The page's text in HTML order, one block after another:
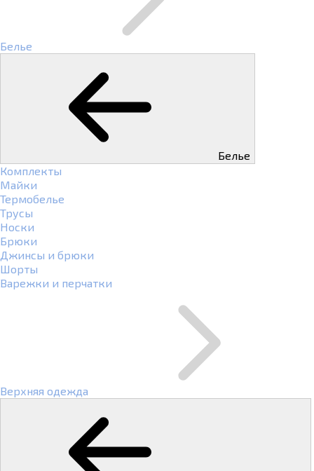
Белье
Белье
Комплекты
Майки
Термобелье
Трусы
Носки
Брюки
Джинсы и брюки
Шорты
Варежки и перчатки
Верхняя одежда